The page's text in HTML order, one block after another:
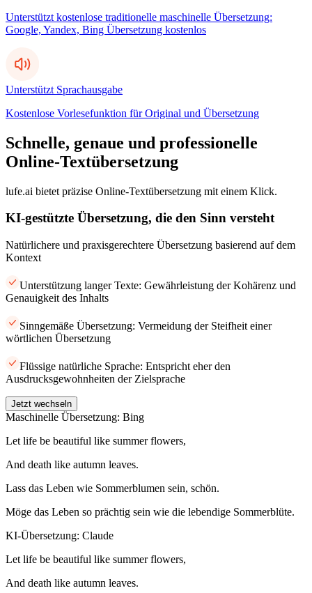
Unterstützt kostenlose traditionelle maschinelle Übersetzung:
Google, Yandex, Bing Übersetzung kostenlos
Unterstützt Sprachausgabe
Kostenlose Vorlesefunktion für Original und Übersetzung
Schnelle, genaue und professionelle
Online-Textübersetzung
lufe.ai bietet präzise Online-Textübersetzung mit einem Klick.
KI-gestützte Übersetzung, die den Sinn versteht
Natürlichere und praxisgerechtere Übersetzung basierend auf dem
Kontext
Unterstützung langer Texte: Gewährleistung der Kohärenz und
Genauigkeit des Inhalts
Sinngemäße Übersetzung: Vermeidung der Steifheit einer
wörtlichen Übersetzung
Flüssige natürliche Sprache: Entspricht eher den
Ausdrucksgewohnheiten der Zielsprache
Jetzt wechseln
Maschinelle Übersetzung: Bing
Let life be beautiful like summer flowers,
And death like autumn leaves.
Lass das Leben wie Sommerblumen sein, schön.
Möge das Leben so prächtig sein wie die lebendige Sommerblüte.
KI-Übersetzung: Claude
Let life be beautiful like summer flowers,
And death like autumn leaves.